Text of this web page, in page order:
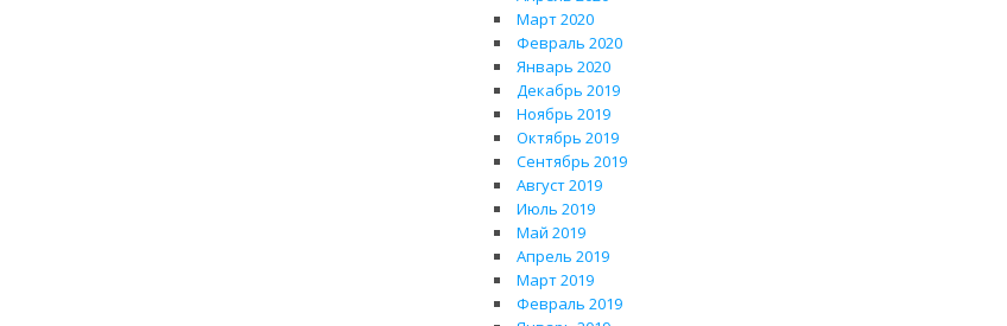
Март 2020
Февраль 2020
Январь 2020
Декабрь 2019
Ноябрь 2019
Октябрь 2019
Сентябрь 2019
Август 2019
Июль 2019
Май 2019
Апрель 2019
Март 2019
Февраль 2019